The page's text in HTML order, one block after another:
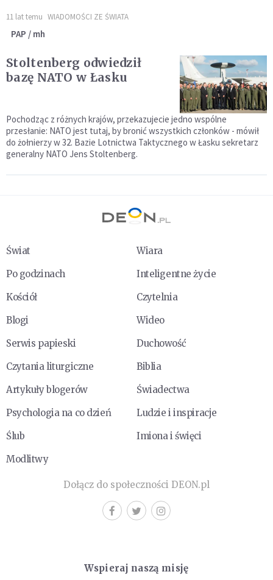
11 lat temu WIADOMOŚCI ZE ŚWIATA
PAP / mh
Stoltenberg odwiedził
bazę NATO w Łasku
Pochodząc z różnych krajów, przekazujecie jedno wspólne
przesłanie: NATO jest tutaj, by bronić wszystkich członków - mówił
do żołnierzy w 32. Bazie Lotnictwa Taktycznego w Łasku sekretarz
generalny NATO Jens Stoltenberg.
Świat
Wiara
Po godzinach
Inteligentne życie
Kościół
Czytelnia
Blogi
Wideo
Serwis papieski
Duchowość
Czytania liturgiczne
Biblia
Artykuły blogerów
Świadectwa
Psychologia na co dzień
Ludzie i inspiracje
Ślub
Imiona i święci
Modlitwy
Dołącz do społeczności DEON.pl
Wspieraj naszą misję